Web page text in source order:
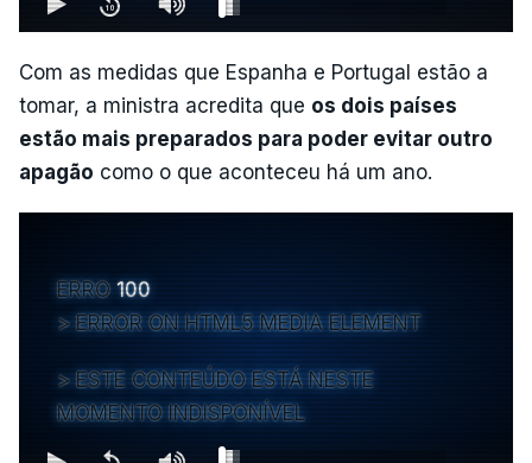
Com as medidas que Espanha e Portugal estão a
tomar, a ministra acredita que os dois países
estão mais preparados para poder evitar outro
apagão como o que aconteceu há um ano.
ERRO 100
ERROR ON HTML5 MEDIA ELEMENT
ESTE CONTEÚDO ESTÁ NESTE
MOMENTO INDISPONÍVEL